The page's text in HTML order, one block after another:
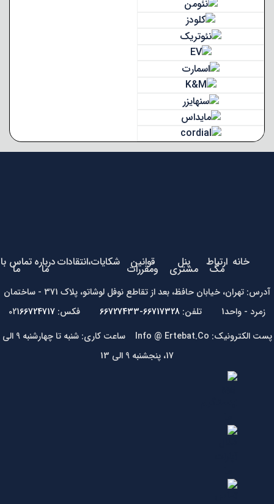
خانه ارتباط
مگ پنل
مشتری قوانین
ومقررات شکایات،انتقاداتدرباره
ما تماس با
ما
آدرس: تهران، خیابان حافظ، بعد از تقاطع نوفل لوشاتو، پلاک 371 - ساختمان
زمرد - واحد1 تلفن:
66717328-66727433 فکس: 021 66724717
پست الکترونیک: Info @ Ertebat.Co ساعت کاری: شنبه تا چهارشنبه 9 الی
17، پنجشنبه 9 الی 13